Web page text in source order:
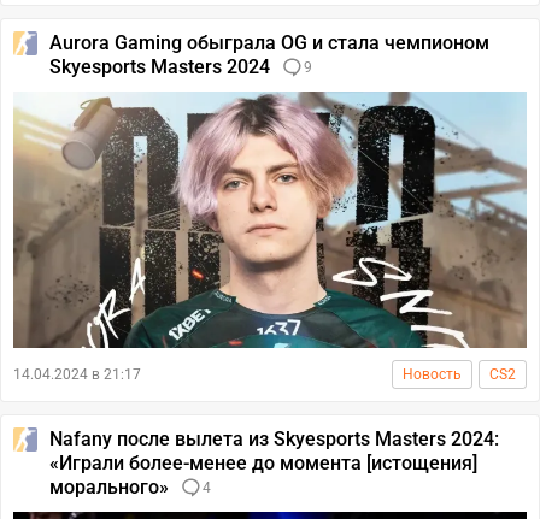
Aurora Gaming обыграла OG и стала чемпионом
Skyesports Masters 2024
9
14.04.2024 в 21:17 Новость CS2
Nafany после вылета из Skyesports Masters 2024:
«Играли более-менее до момента [истощения]
морального»
4